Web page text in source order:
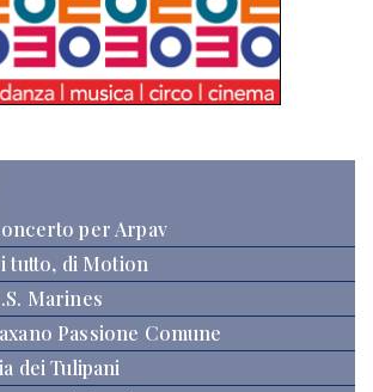
per Arpav
tutto, di Motion
Marines
Passione Comune
dei Tulipani